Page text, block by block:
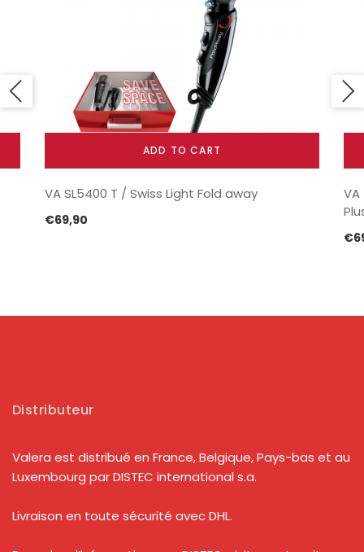
ADD TO CART
VA SL5400 T / Swiss Light Fold away
€69,90
€
Distributeur
Valera est distribué en France, Belgique, Pays-bas et au
Luxembourg par DISTEC international s.a.
Livraison en toute sécurité avec DHL.